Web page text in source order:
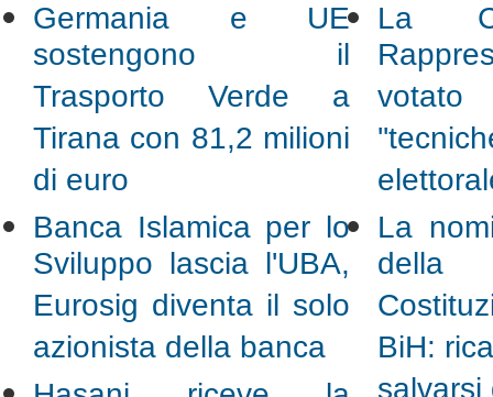
Germania e UE
sostengono il
Trasporto Verde a
Tirana con 81,2 milioni
di euro
Banca Islamica per lo
Sviluppo lascia l'UBA,
Eurosig diventa il solo
azionista della banca
La
votato
La
BiH: